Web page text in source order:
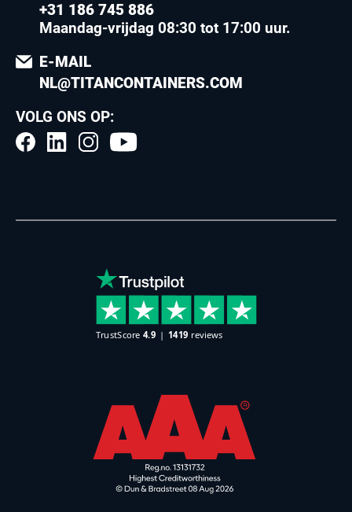
+31 186 745 886
Maandag-vrijdag 08:30 tot 17:00 uur.
E-MAIL
NL@TITANCONTAINERS.COM
VOLG ONS OP: